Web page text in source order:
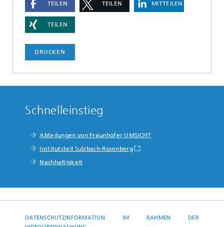
TEILEN TEILEN MITTEILEN
TEILEN
DRUCKEN
Schnelleinstieg
Abteilungen von Fraunhofer UMSICHT
Institutsteil Sulzbach-Rosenberg
Nachhaltigkeit
DATENSCHUTZINFORMATION IM RAHMEN DER